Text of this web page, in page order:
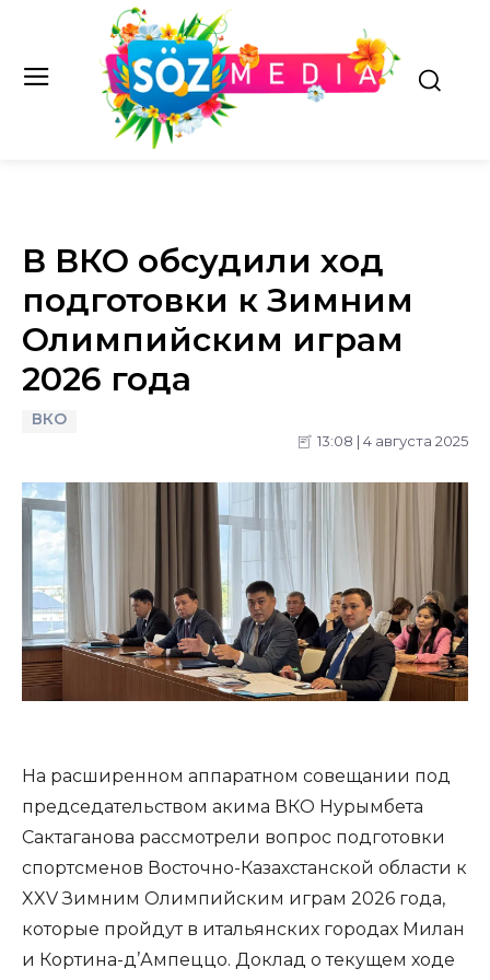
В ВКО обсудили ход
подготовки к Зимним
Олимпийским играм
2026 года
ВКО
13:08 | 4 августа 2025
На расширенном аппаратном совещании под
председательством акима ВКО Нурымбета
Сактаганова рассмотрели вопрос подготовки
спортсменов Восточно-Казахстанской области к
XXV Зимним Олимпийским играм 2026 года,
которые пройдут в итальянских городах Милан
и Кортина-д’Ампеццо. Доклад о текущем ходе